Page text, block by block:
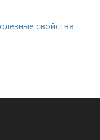
свойства